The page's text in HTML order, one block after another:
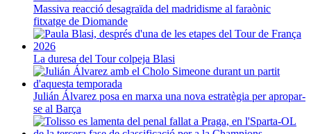
Massiva reacció desagraïda del madridisme al faraònic
fitxatge de Diomande
La duresa del Tour colpeja Blasi
Julián Álvarez posa en marxa una nova estratègia per apropar-
se al Barça